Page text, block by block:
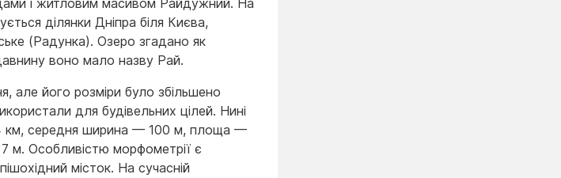
і житловим масивом Райдужний. На
ділянки Дніпра біля Києва,
(Радунка). Озеро згадано як
воно мало назву Рай.
але його розміри було збільшено
для будівельних цілей. Нині
км, середня ширина — 100 м, площа —
м. Особливістю морфометрії є
місток. На сучасній